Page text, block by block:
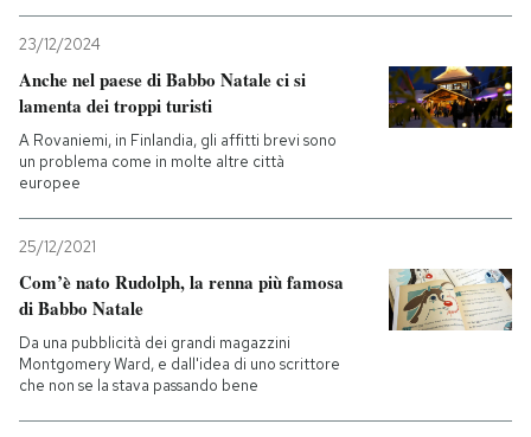
23/12/2024
Anche nel paese di Babbo Natale ci si
lamenta dei troppi turisti
A Rovaniemi, in Finlandia, gli affitti brevi sono
un problema come in molte altre città
europee
25/12/2021
Com’è nato Rudolph, la renna più famosa
di Babbo Natale
Da una pubblicità dei grandi magazzini
Montgomery Ward, e dall'idea di uno scrittore
che non se la stava passando bene